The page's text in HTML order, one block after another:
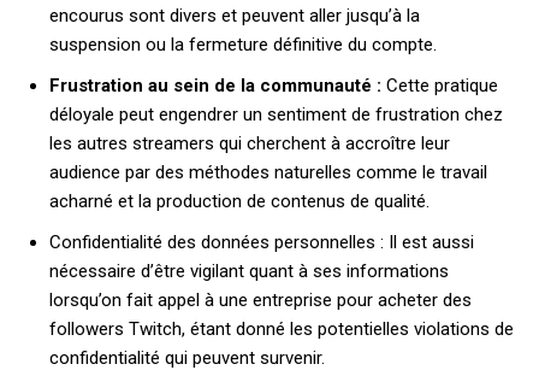
encourus sont divers et peuvent aller jusqu’à la
suspension ou la fermeture définitive du compte.
Frustration au sein de la communauté : Cette pratique
déloyale peut engendrer un sentiment de frustration chez
les autres streamers qui cherchent à accroître leur
audience par des méthodes naturelles comme le travail
acharné et la production de contenus de qualité.
Confidentialité des données personnelles : Il est aussi
nécessaire d’être vigilant quant à ses informations
lorsqu’on fait appel à une entreprise pour acheter des
followers Twitch, étant donné les potentielles violations de
confidentialité qui peuvent survenir.